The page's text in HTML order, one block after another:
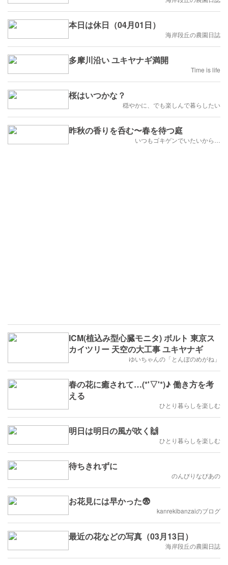
本日は休日（04月01日）
海岸段丘の農園日誌
多摩川沿い ユキヤナギ満開
Time is life
桜はいつかな？
穏やかに、でも楽しんで暮らしたい
昨秋の香りを呑む〜春を待つ庭
いつもゴキゲンでいたいから…
ICM(植込み型心臓モニタ) ボルト 東京ス
カイツリー 天空の大工事 ユキヤナギ
ゆいちゃんの「とんぼのめがね」
春の花に癒されて…(*'▽'*)♪ 働き方を考
える
ひとり暮らしを楽しむ
明日は明日の風が吹く🙌
ひとり暮らしを楽しむ
待ちきれずに
のんびりなぴあの
お花見には早かった😨
kanrekibanzaiのブログ
最近の花などの写真（03月13日）
海岸段丘の農園日誌